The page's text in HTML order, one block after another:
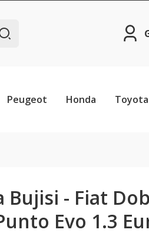
Peugeot Honda Toyota
Bujisi - Fiat
Evo 1.3